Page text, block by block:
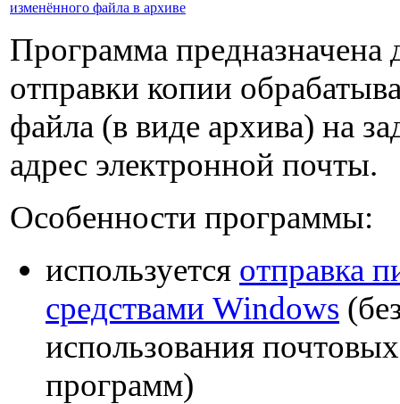
Программа предназначена
отправки копии
файла (в виде архива) на
адрес электронной почты.
Особенности программы:
используется отправка
средствами Windows
использования почтовых
программ)